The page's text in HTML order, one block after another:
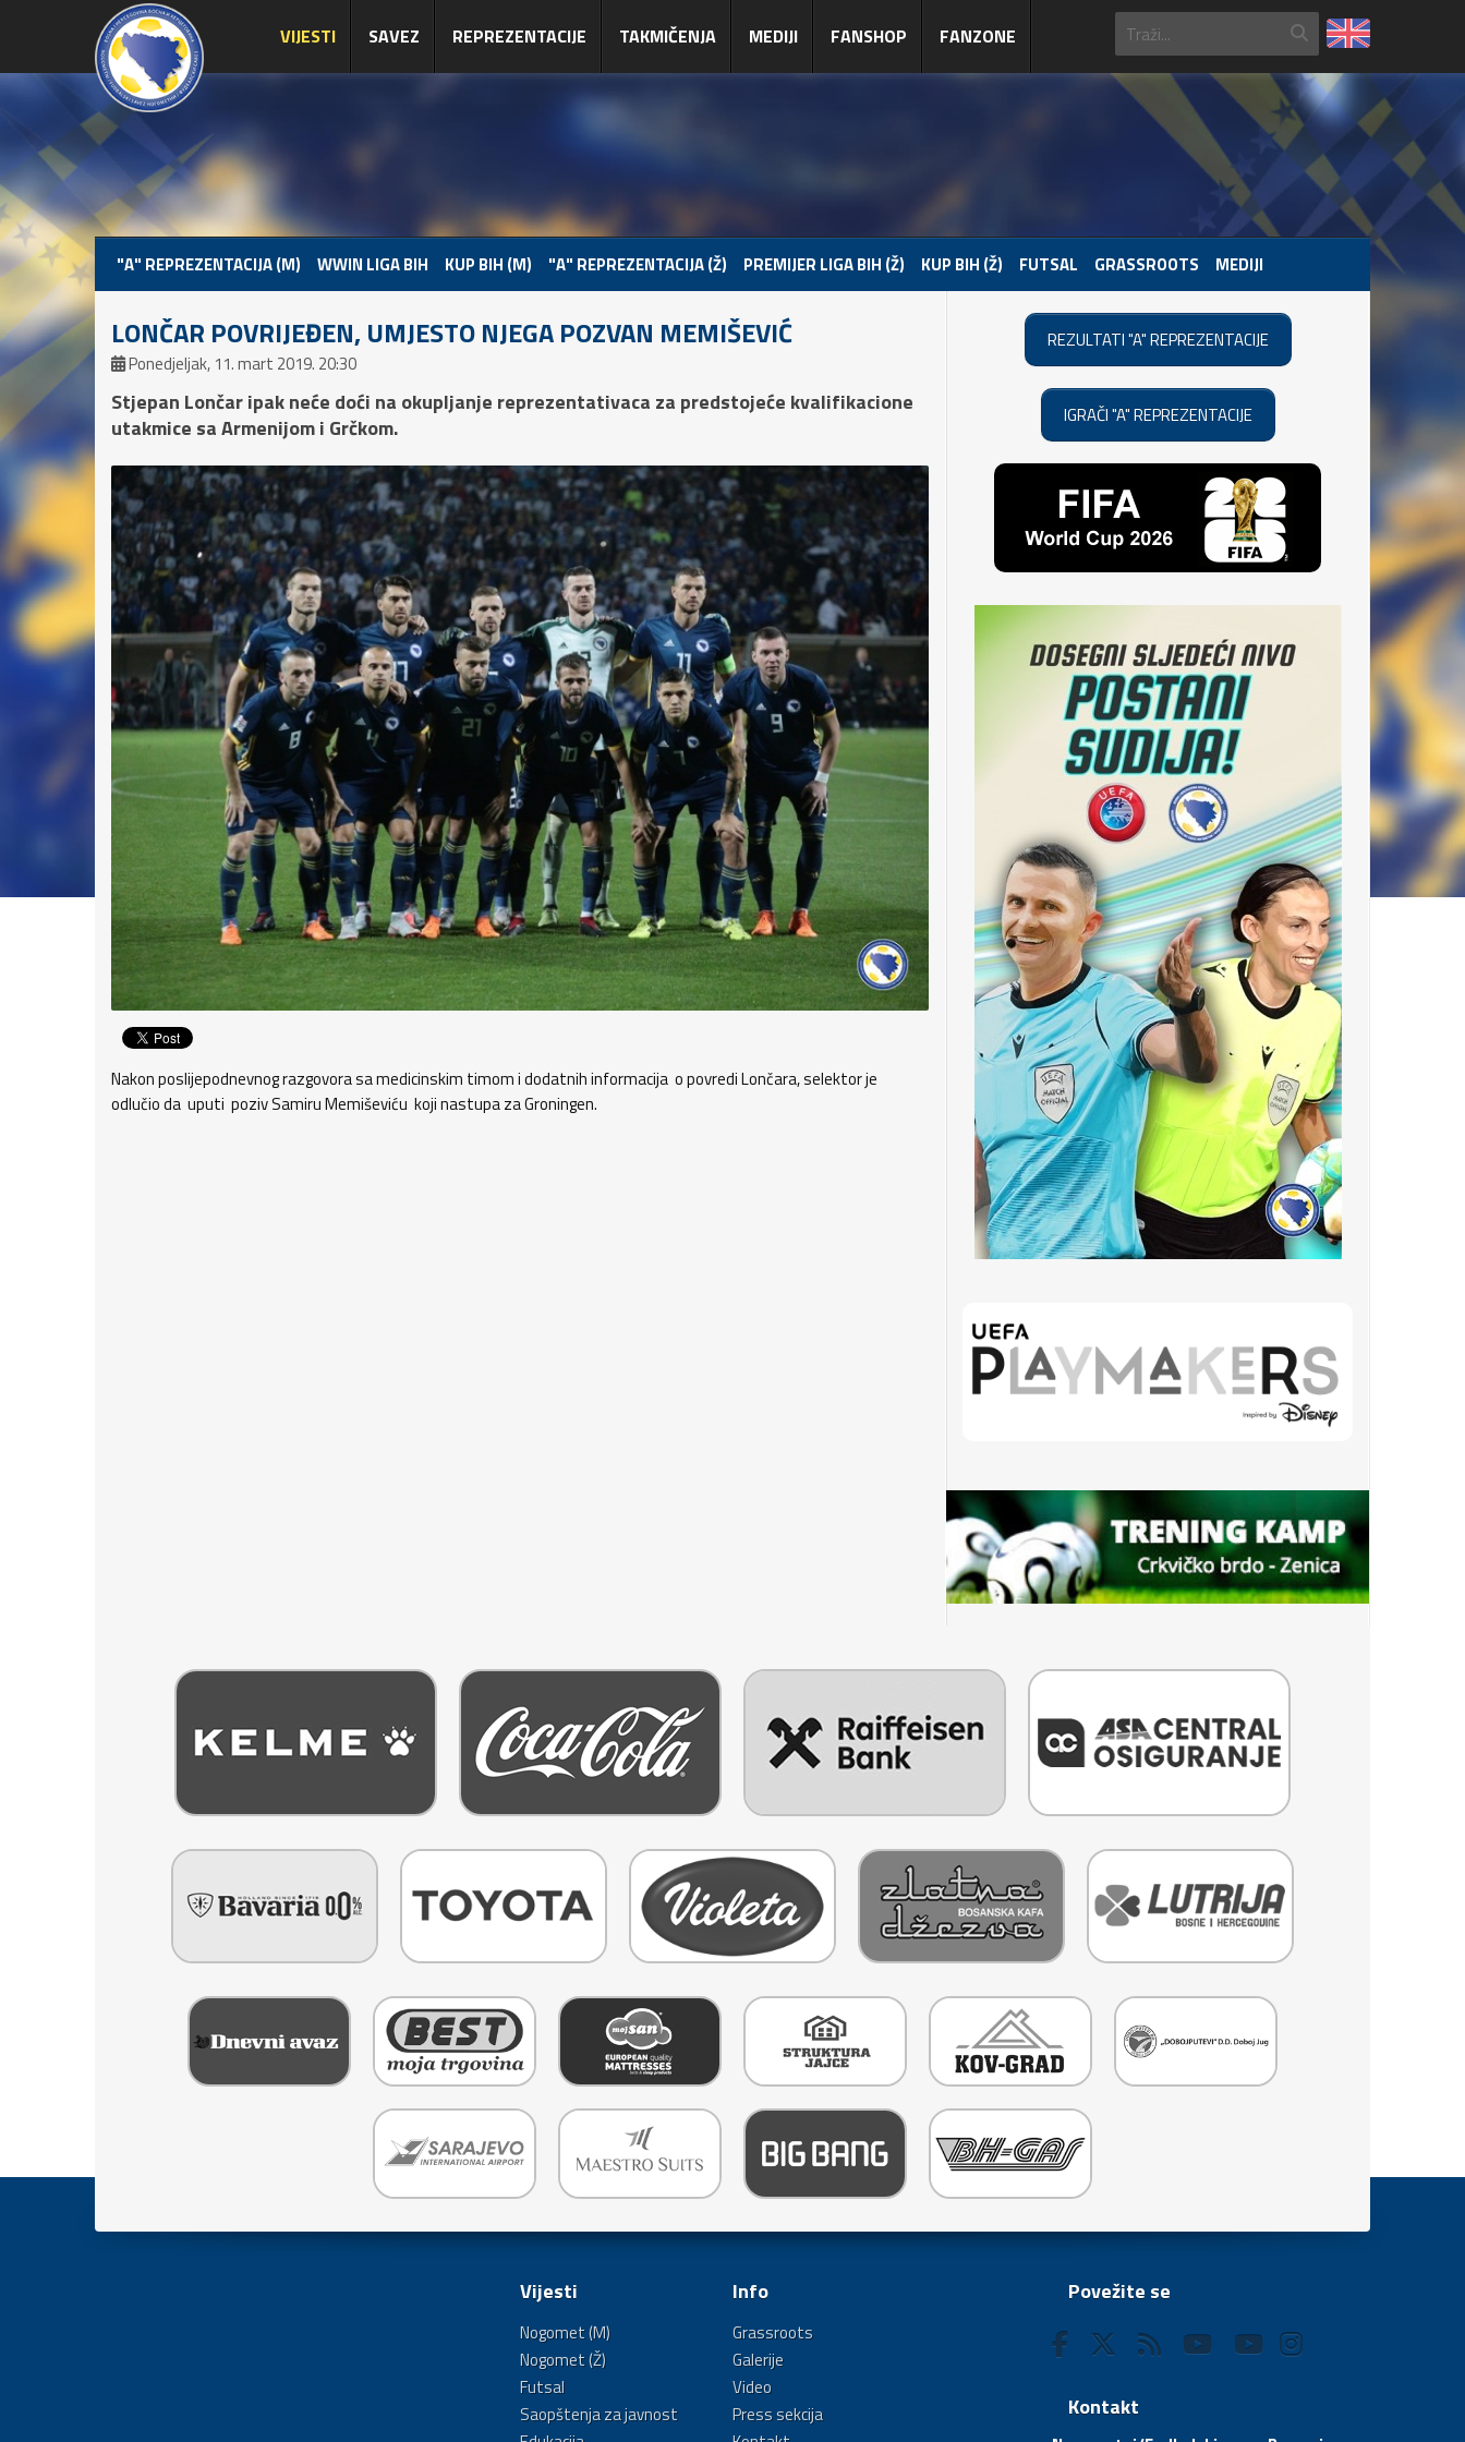
VIJESTI SAVEZ REPREZENTACIJE TAKMIČENJA MEDIJI FANSHOP FANZONE
"A" REPREZENTACIJA (M) WWIN LIGA BIH KUP BIH (M) "A" REPREZENTACIJA (Ž) PREMIJER LIGA BIH (Ž) KUP BIH (Ž) FUTSAL GRASSROOTS MEDIJI
LONČAR POVRIJEĐEN, UMJESTO NJEGA POZVAN MEMIŠEVIĆ
Ponedjeljak, 11. mart 2019. 20:30
Stjepan Lončar ipak neće doći na okupljanje reprezentativaca za predstojeće kvalifikacione
utakmice sa Armenijom i Grčkom.
Nakon poslijepodnevnog razgovora sa medicinskim timom i dodatnih informacija o povredi Lončara, selektor je
odlučio da uputi poziv Samiru Memiševiću koji nastupa za Groningen.
REZULTATI "A" REPREZENTACIJE
IGRAČI "A" REPREZENTACIJE
Vijesti
Nogomet (M)
Nogomet (Ž)
Futsal
Saopštenja za javnost
Info
Grassroots
Galerije
Video
Press sekcija
Povežite se
Kontakt